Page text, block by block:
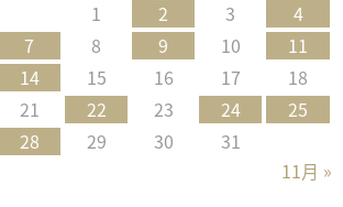
11月 »
1 2 3
4
7 8 9 10
11
14 15 16 17
18
21 22 23 24
25
28 29 30 31